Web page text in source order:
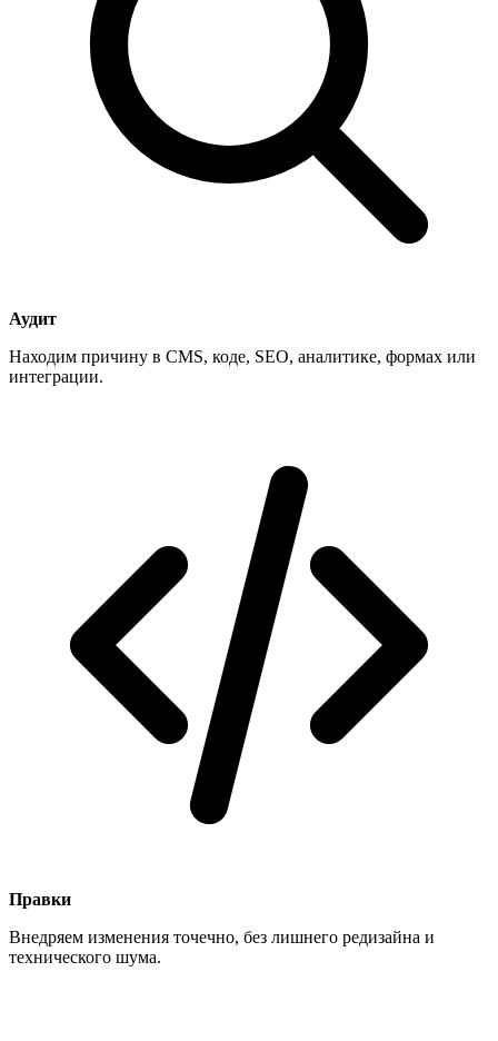
Аудит
Находим причину в CMS, коде, SEO, аналитике, формах или
интеграции.
Правки
Внедряем изменения точечно, без лишнего редизайна и
технического шума.